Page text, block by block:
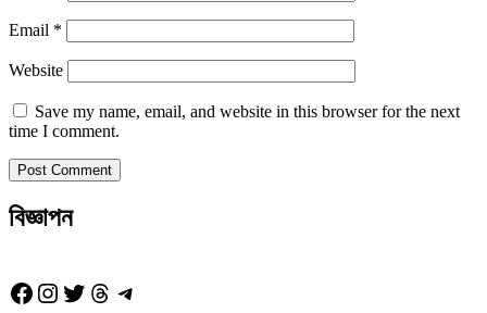
Email *
Website
Save my name, email, and website in this browser for the next
time I comment.
বিজ্ঞাপন
Facebook
Instagram
Twitter
Threads
Telegram